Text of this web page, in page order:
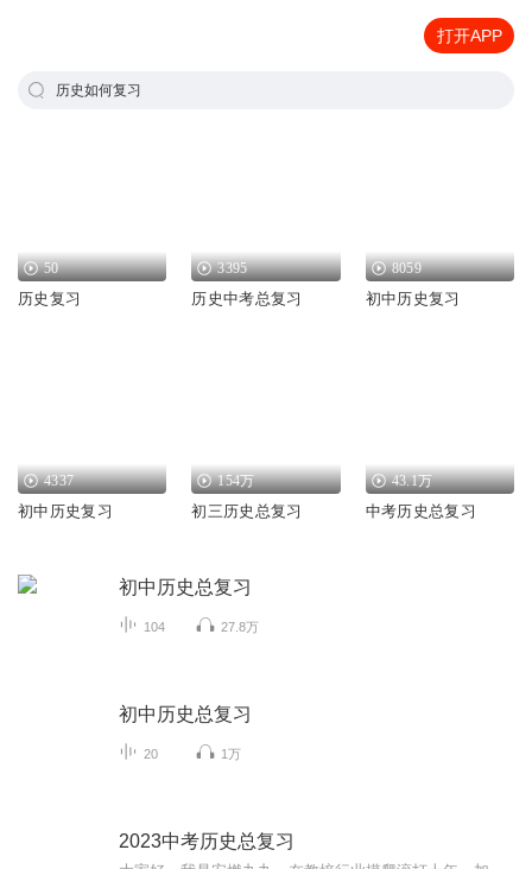
打开APP
历史如何复习
50
历史复习
3395
历史中考总复习
8059
初中历史复习
4337
初中历史复习
154万
初三历史总复习
43.1万
中考历史总复习
初中历史总复习
104 27.8万
初中历史总复习
20 1万
2023中考历史总复习